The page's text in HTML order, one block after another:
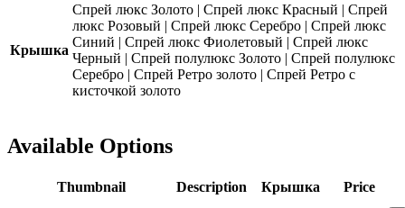
Крышка
Спрей люкс Золото | Спрей люкс Красный | Спрей
люкс Розовый | Спрей люкс Серебро | Спрей люкс
Синий | Спрей люкс Фиолетовый | Спрей люкс
Черный | Спрей полулюкс Золото | Спрей полулюкс
Серебро | Спрей Ретро золото | Спрей Ретро с
кисточкой золото
Available Options
Thumbnail Description Крышка Price